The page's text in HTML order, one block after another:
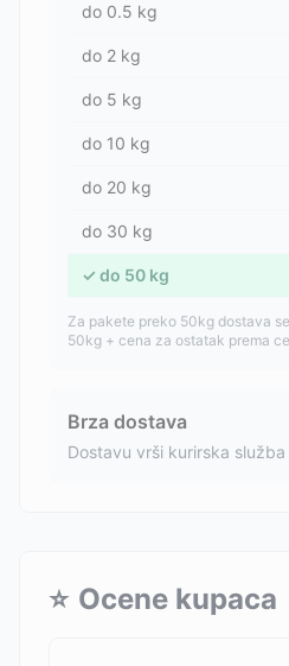
do 0.5 kg
do 2 kg
do 5 kg
do 10 kg
do 20 kg
do 30 kg
✓ do 50 kg
Za pakete preko 50kg dostava
50kg + cena za ostatak prema
Brza dostava
Dostavu vrši kurirska služba
⭐ Ocene kupaca